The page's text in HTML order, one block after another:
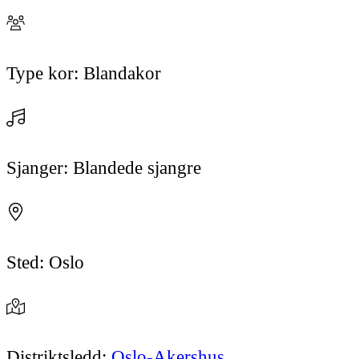
Type kor: Blandakor
Sjanger: Blandede sjangre
Sted: Oslo